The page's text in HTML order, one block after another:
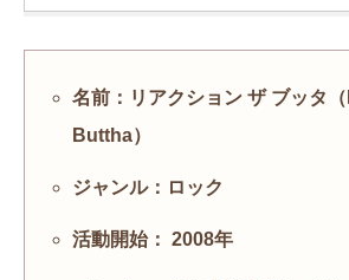
名前：リアクション ザ ブッタ
Buttha）
ジャンル：ロック
活動開始： 2008年